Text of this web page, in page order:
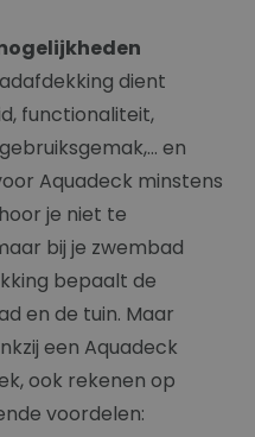
dient
functionaliteit,
en
Aquadeck minstens
je niet te
bij je zwembad
bepaalt de
en de tuin. Maar
een Aquadeck
ook rekenen op
voordelen: